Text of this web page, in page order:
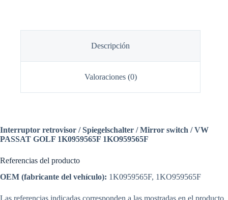
Descripción
Valoraciones (0)
Interruptor retrovisor / Spiegelschalter / Mirror switch / VW
PASSAT GOLF 1K0959565F 1KO959565F
Referencias del producto
OEM (fabricante del vehículo): 1K0959565F, 1KO959565F